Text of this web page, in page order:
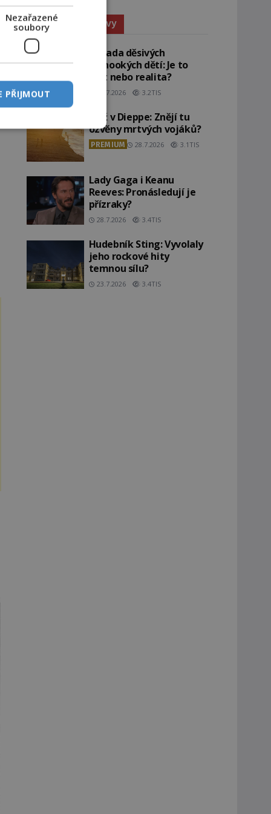
Paranormální jevy
Záhada děsivých
černookých dětí: Je to
žert nebo realita?
29.7.2026 3.2TIS
Pláž v Dieppe: Znějí tu
ozvěny mrtvých vojáků?
PREMIUM 28.7.2026 3.1TIS
Lady Gaga i Keanu
Reeves: Pronásledují je
přízraky?
28.7.2026 3.4TIS
Hudebník Sting: Vyvolaly
jeho rockové hity
temnou sílu?
23.7.2026 3.4TIS
Nezařazené
soubory
PŘIJMOUT